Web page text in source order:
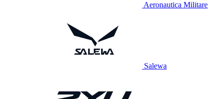
Aeronautica Militare
Salewa